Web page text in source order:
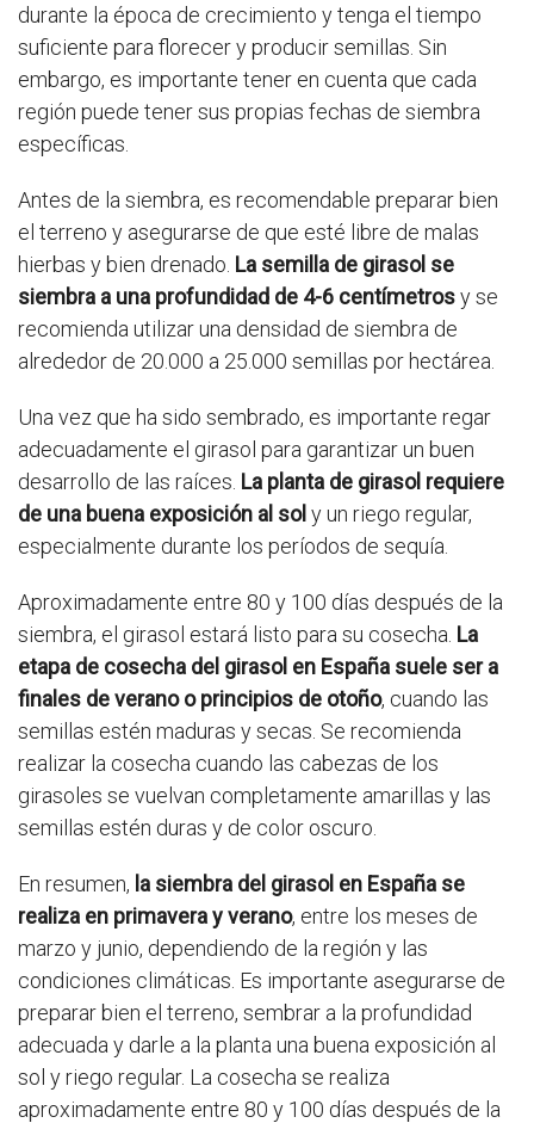
durante la época de crecimiento y tenga el tiempo
suficiente para florecer y producir semillas. Sin
embargo, es importante tener en cuenta que cada
región puede tener sus propias fechas de siembra
específicas.
Antes de la siembra, es recomendable preparar bien
el terreno y asegurarse de que esté libre de malas
hierbas y bien drenado. La semilla de girasol se
siembra a una profundidad de 4-6 centímetrosy se
recomienda utilizar una densidad de siembra de
alrededor de 20.000 a 25.000 semillas por hectárea.
Una vez que ha sido sembrado, es importante regar
adecuadamente el girasol para garantizar un buen
desarrollo de las raíces. La planta de girasol requiere
de una buena exposición al sol y un riego regular,
especialmente durante los períodos de sequía.
Aproximadamente entre 80 y 100 días después de la
siembra, el girasol estará listo para su cosecha. La
etapa de cosecha del girasol en España suele ser a
finales de verano o principios de otoño, cuando las
semillas estén maduras y secas. Se recomienda
realizar la cosecha cuando las cabezas de los
girasoles se vuelvan completamente amarillas y las
semillas estén duras y de color oscuro.
En resumen, la siembra del girasol en España se
realiza en primavera y verano, entre los meses de
marzo y junio, dependiendo de la región y las
condiciones climáticas. Es importante asegurarse de
preparar bien el terreno, sembrar a la profundidad
adecuada y darle a la planta una buena exposición al
sol y riego regular. La cosecha se realiza
aproximadamente entre 80 y 100 días después de la